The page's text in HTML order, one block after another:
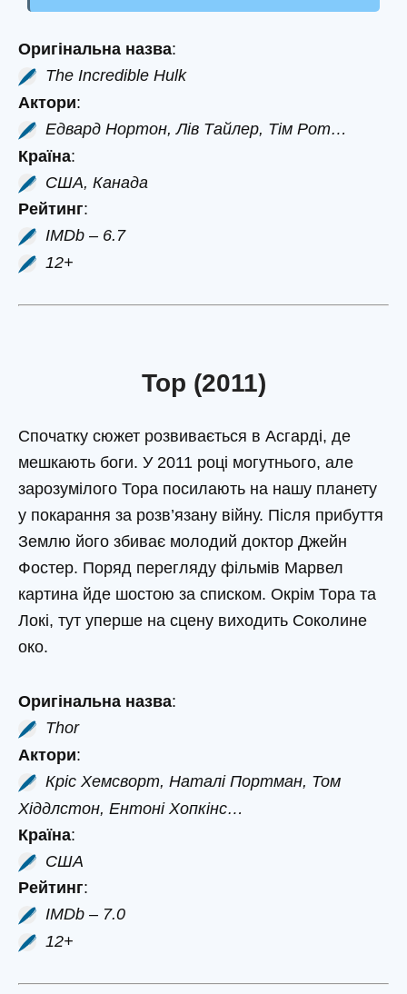
Оригінальна назва:
The Incredible Hulk
Актори:
Едвард Нортон, Лів Тайлер, Тім Рот…
Країна:
США, Канада
Рейтинг:
IMDb – 6.7
12+
Тор (2011)
Спочатку сюжет розвивається в Асгарді, де
мешкають боги. У 2011 році могутнього, але
зарозумілого Тора посилають на нашу планету
у покарання за розв’язану війну. Після прибуття
Землю його збиває молодий доктор Джейн
Фостер. Поряд перегляду фільмів Марвел
картина йде шостою за списком. Окрім Тора та
Локі, тут уперше на сцену виходить Соколине
око.
Оригінальна назва:
Thor
Актори:
Кріс Хемсворт, Наталі Портман, Том
Хіддлстон, Ентоні Хопкінс…
Країна:
США
Рейтинг:
IMDb – 7.0
12+